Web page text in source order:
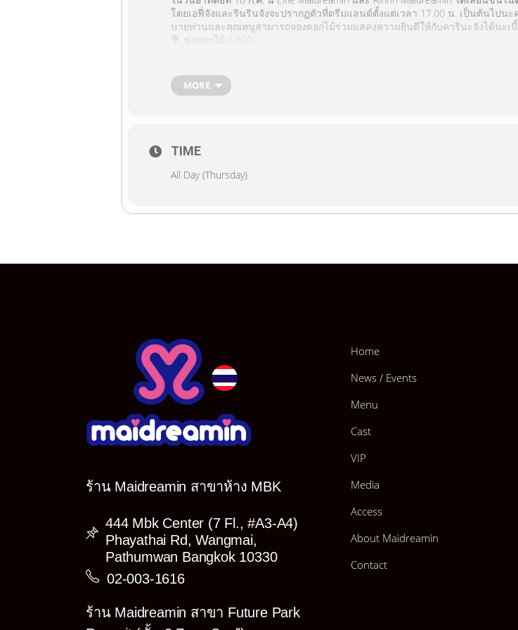
โดยเอฟี่จังและรินรินจังจะปรากฏตัวที่ดรีมแลนด์ตั้งแต่เวลา 17.00 น. เป็นต้นไปน
นายท่านและคุณหนูสามารถจองดอกไม้ร่วมแสดงความยินดีให้กับคารินะจังได้นะเ
💐 ช่อดอกไม้ 1,500.-
Special Tapestry
✨Level Up Frame อยากมีผืนใหญ่ๆ ซักผืนสองผืนเปง 2p 🥺
MORE
TIME
All Day (Thursday)
ร้าน Maidreamin สาขาห้าง MBK
444 Mbk Center (7 Fl., #A3-A4)
Phayathai Rd, Wangmai,
Pathumwan Bangkok 10330
02-003-1616
ร้าน Maidreamin สาขา Future Park
Home
News / Events
Menu
Cast
VIP
Media
Access
About Maidreamin
Contact